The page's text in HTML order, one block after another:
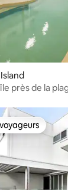
près de la
parmi